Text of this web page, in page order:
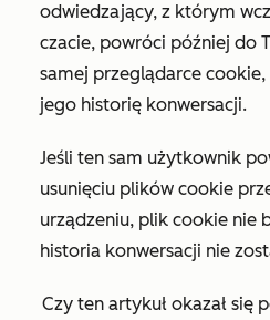
odwiedzający, z którym
czacie, powróci później do
samej przeglądarce cookie,
jego historię konwersacji.
Jeśli ten sam użytkownik
usunięciu plików cookie
urządzeniu, plik cookie nie
historia konwersacji nie
Czy ten artykuł okazał się